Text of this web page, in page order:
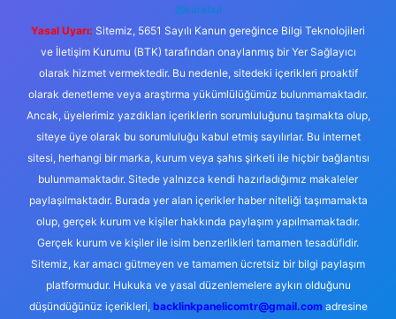
@karabul
Yasal Uyarı: Sitemiz, 5651 Sayılı Kanun gereğince Bilgi Teknolojileri
ve İletişim Kurumu (BTK) tarafından onaylanmış bir Yer Sağlayıcı
olarak hizmet vermektedir. Bu nedenle, sitedeki içerikleri proaktif
olarak denetleme veya araştırma yükümlülüğümüz bulunmamaktadır.
Ancak, üyelerimiz yazdıkları içeriklerin sorumluluğunu taşımakta olup,
siteye üye olarak bu sorumluluğu kabul etmiş sayılırlar. Bu internet
sitesi, herhangi bir marka, kurum veya şahıs şirketi ile hiçbir bağlantısı
bulunmamaktadır. Sitede yalnızca kendi hazırladığımız makaleler
paylaşılmaktadır. Burada yer alan içerikler haber niteliği taşımamakta
olup, gerçek kurum ve kişiler hakkında paylaşım yapılmamaktadır.
Gerçek kurum ve kişiler ile isim benzerlikleri tamamen tesadüfidir.
Sitemiz, kar amacı gütmeyen ve tamamen ücretsiz bir bilgi paylaşım
platformudur. Hukuka ve yasal düzenlemelere aykırı olduğunu
düşündüğünüz içerikleri, backlinkpanelicomtr@gmail.comadresine